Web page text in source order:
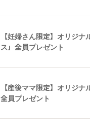
【妊婦さん限定】オリジ
ス」全員プレゼント
【産後ママ限定】オリジナ
全員プレゼント